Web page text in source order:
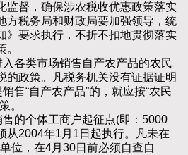
督，确保涉农税收优惠政策落实
方税务局和财政局要加强领导，统
》要求执行，不折不扣地贯彻落实
类市场销售自产农产品的农民
的政策。凡税务机关没有证据证明
售“自产农产品”的，就应按“农民
。
的个体工商户起征点(即：5000
从2004年1月1日起执行。凡未在
位，在4月30日前必须自查自